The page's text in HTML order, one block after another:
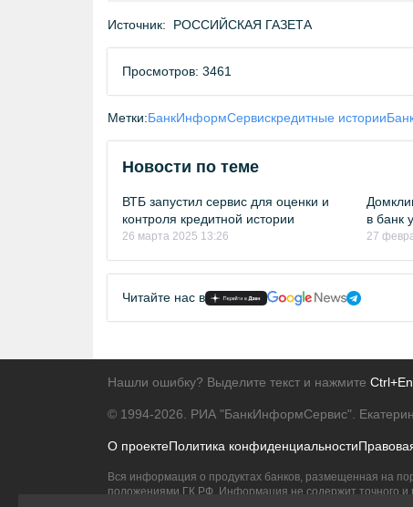
Источник: РОССИЙСКАЯ ГАЗЕТА
Просмотров: 3461
Метки:БанкИнформСервискредитные истории
Новости по теме
ВТБ запустил сервис для оценки и
контроля кредитной истории
26 марта 2025 13:26
в банк
27
Читайте нас в
Нашли ошибку? Выделите текст и нажмите
© 1994-2026. РИА "БанкИнформСервис".
О проектеПолитика конфиденциальности
Вся информация о продуктах банков, размещенная на
положениями ГК РФ. Информация не содержит точного и